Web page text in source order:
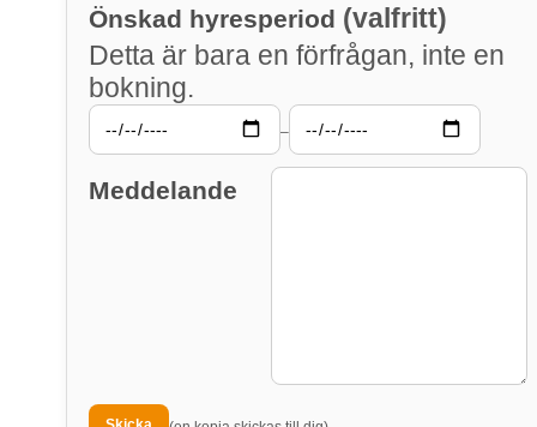
Önskad hyresperiod (valfritt)
Detta är bara en förfrågan, inte en
bokning.
–
Meddelande